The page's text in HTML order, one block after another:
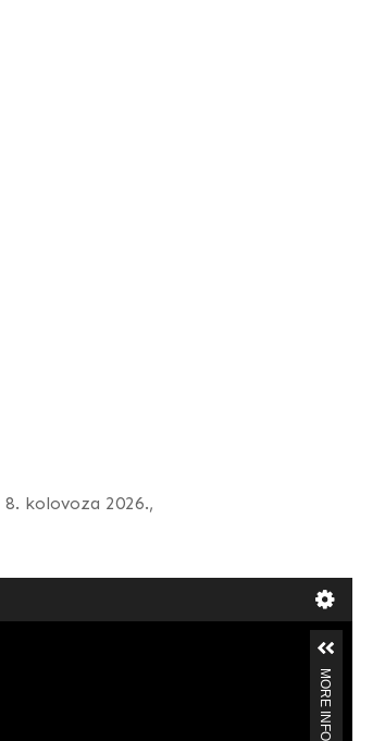
kolovoza 2026.,